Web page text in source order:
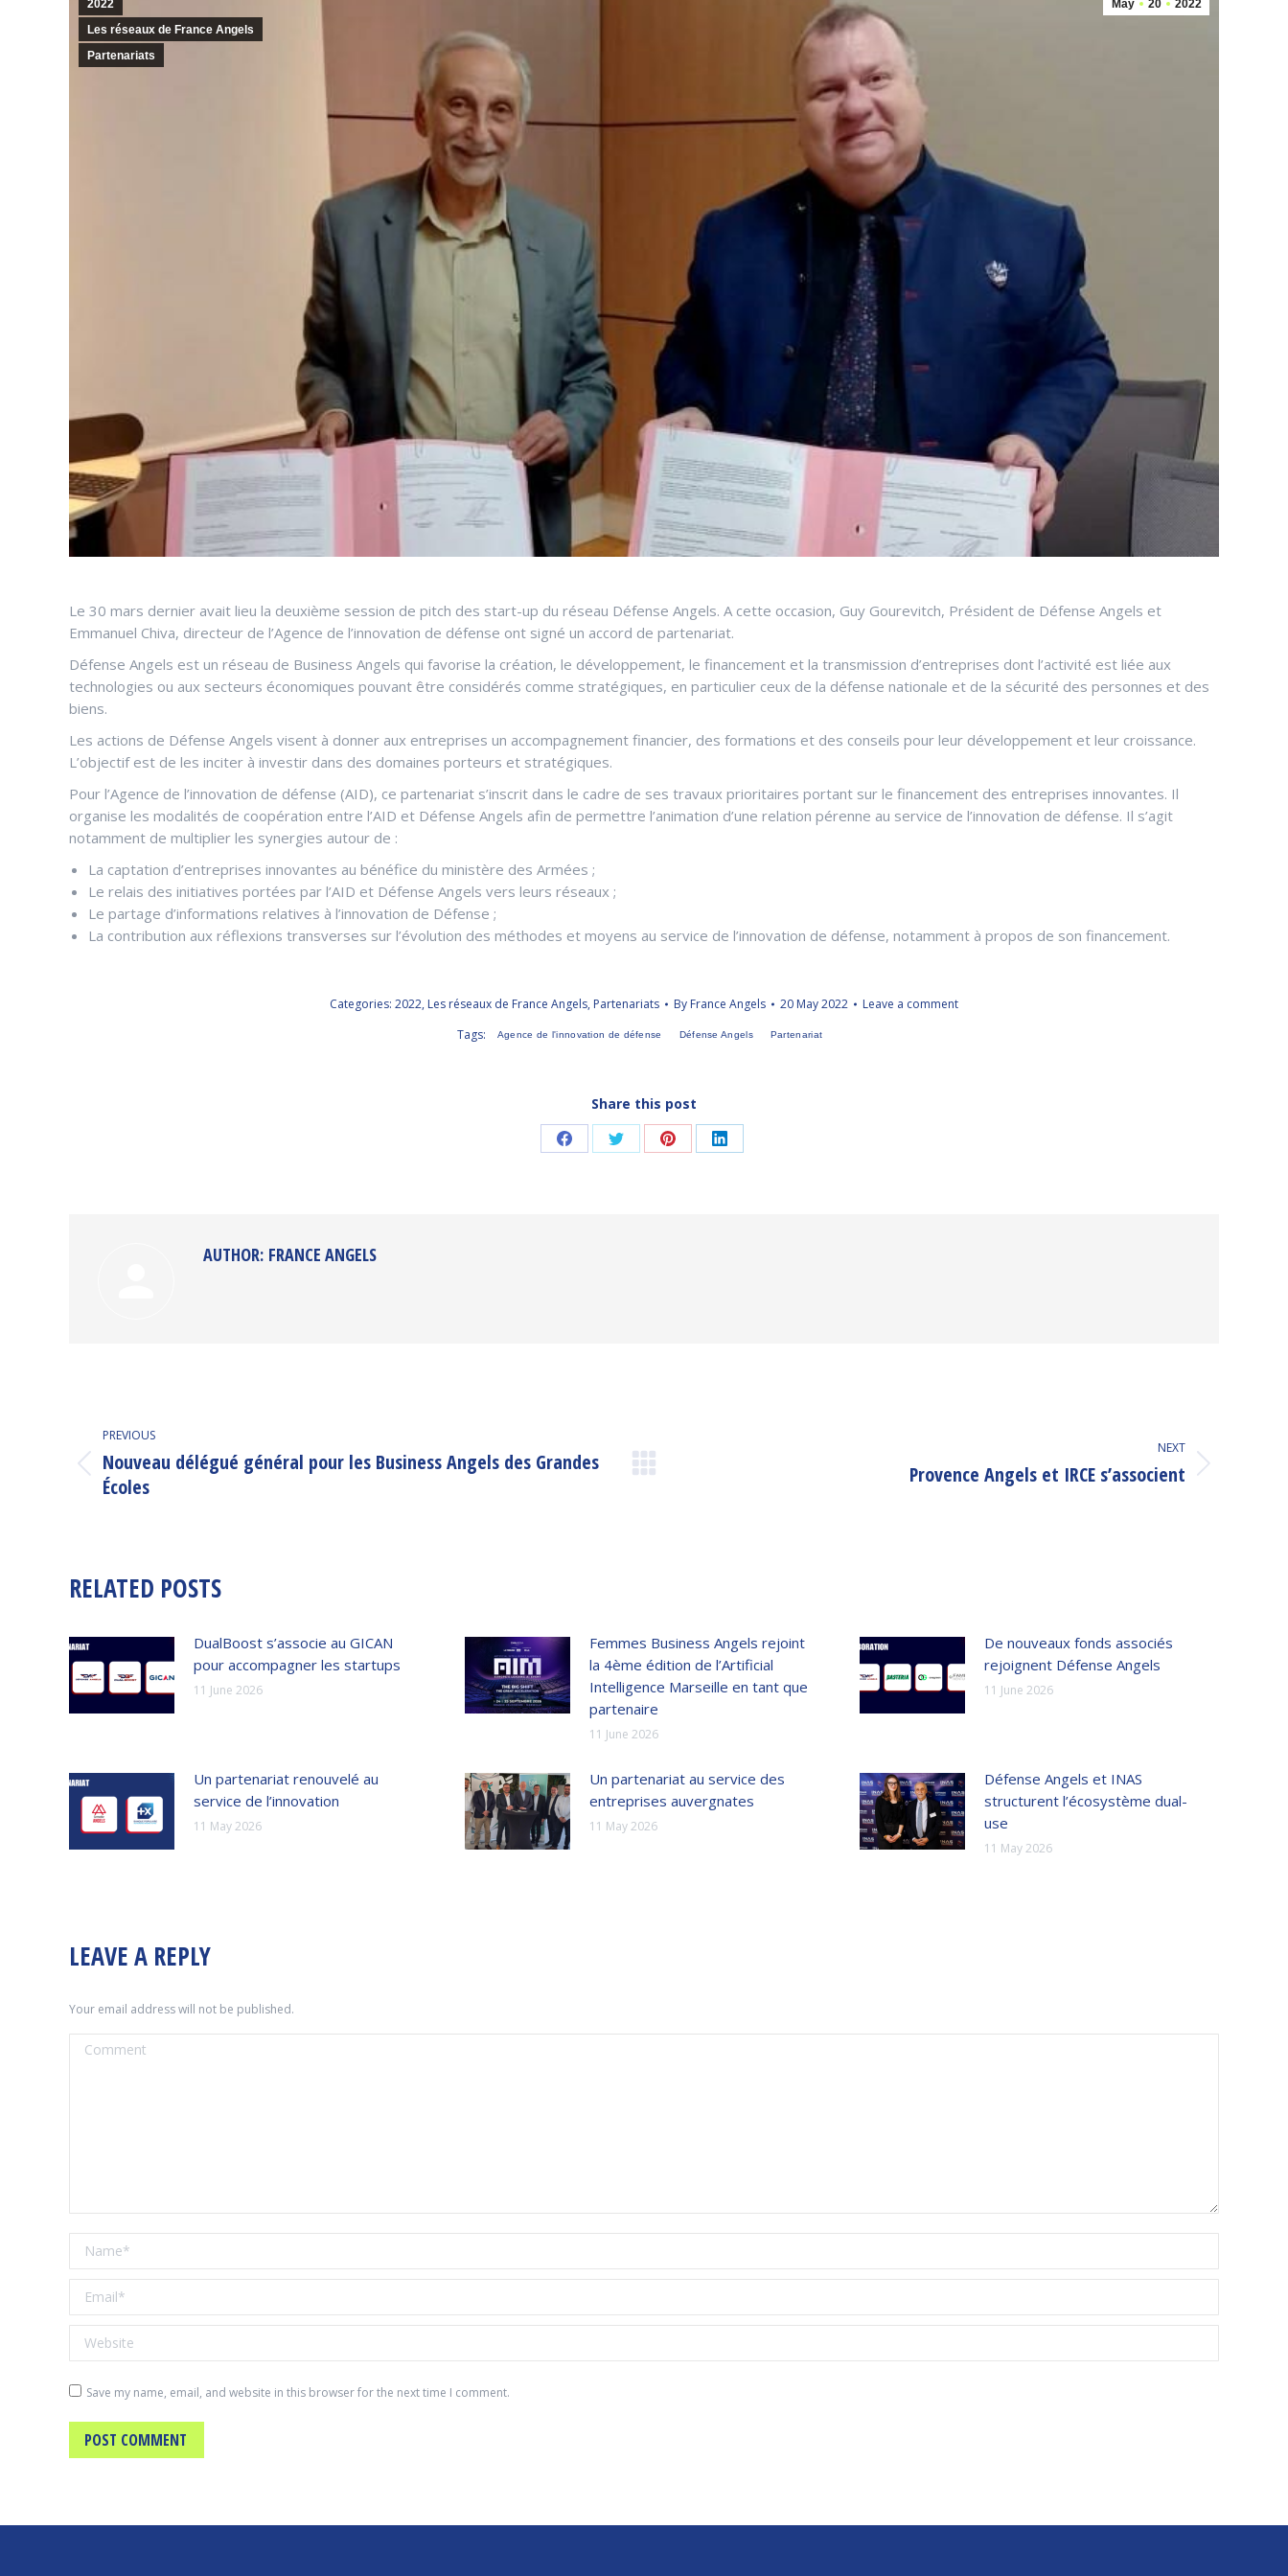
May 20 2022
2022
Les réseaux de France Angels
Partenariats
Le 30 mars dernier avait lieu la deuxième session de pitch des start-up du réseau Défense Angels. A cette occasion, Guy Gourevitch, Président de Défense Angels et
Emmanuel Chiva, directeur de l’Agence de l’innovation de défense ont signé un accord de partenariat.
Défense Angels est un réseau de Business Angels qui favorise la création, le développement, le financement et la transmission d’entreprises dont l’activité est liée aux
technologies ou aux secteurs économiques pouvant être considérés comme stratégiques, en particulier ceux de la défense nationale et de la sécurité des personnes et des
biens.
Les actions de Défense Angels visent à donner aux entreprises un accompagnement financier, des formations et des conseils pour leur développement et leur croissance.
L’objectif est de les inciter à investir dans des domaines porteurs et stratégiques.
Pour l’Agence de l’innovation de défense (AID), ce partenariat s’inscrit dans le cadre de ses travaux prioritaires portant sur le financement des entreprises innovantes. Il
organise les modalités de coopération entre l’AID et Défense Angels afin de permettre l’animation d’une relation pérenne au service de l’innovation de défense. Il s’agit
notamment de multiplier les synergies autour de :
La captation d’entreprises innovantes au bénéfice du ministère des Armées ;
Le relais des initiatives portées par l’AID et Défense Angels vers leurs réseaux ;
Le partage d’informations relatives à l’innovation de Défense ;
La contribution aux réflexions transverses sur l’évolution des méthodes et moyens au service de l’innovation de défense, notamment à propos de son financement.
Categories: 2022, Les réseaux de France Angels, Partenariats By France Angels 20 May 2022
Leave a comment
Tags:
Agence de l'innovation de défense Défense Angels Partenariat
Share this post
Share Share Share Share
AUTHOR: FRANCE ANGELS
POST
NAVIGATION
PREVIOUS
Previous
post:
Nouveau délégué général pour les Business Angels des Grandes
Écoles
NEXT
Provence Angels et IRCE s’associent
RELATED POSTS
DualBoost s’associe au GICAN
pour accompagner les startups
11 June 2026
Femmes Business Angels rejoint
la 4ème édition de l’Artificial
Intelligence Marseille en tant que
partenaire
11 June 2026
De nouveaux fonds associés
rejoignent Défense Angels
11 June 2026
Un partenariat renouvelé au
service de l’innovation
11 May 2026
Un partenariat au service des
entreprises auvergnates
11 May 2026
Défense Angels et INAS
structurent l’écosystème dual-
use
11 May 2026
LEAVE A REPLY
Your email address will not be published.
Comment
Name *
Email *
Website
Save my name, email, and website in this browser for the next time I comment.
POST COMMENT